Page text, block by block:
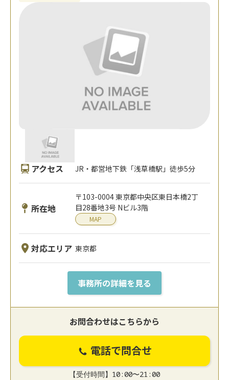
アクセス JR・都営地下鉄「浅草橋駅」徒歩5分
所在地
〒103-0004 東京都中央区東日本橋2丁
目28番地3号 Nビル3階
MAP
対応エリア 東京都
事務所の詳細を見る
お問合わせはこちらから
電話で問合せ
【受付時間】10:00〜21:00